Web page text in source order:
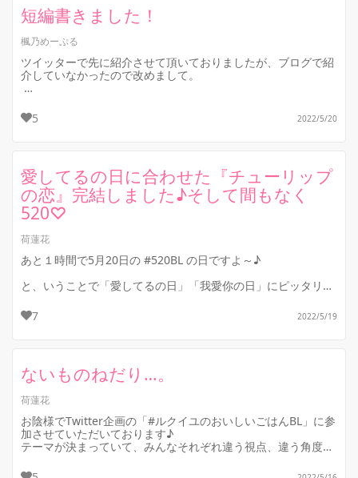
短編書きました！
楓乃めーぷる
ツイッターで先に紹介させて頂いておりましたが、ブログで紹
介していなかったので改めまして。
した！
「愛してるの日」「我...
5 2022/5/20
愛してるの日に合わせた『チューリップ
の恋』完結しました♪そして間もなく
520♡
荷蓮花
あと１時間で5月20日の #520BL の日ですよ～♪
と、いうことで「愛してるの日」「我愛你の日」にピッタリ
ひたすら文維先生と煜瑾王子が幸せなだけ...
7 2022/5/19
ないものねだり…。
荷蓮花
お陰様でTwitter企画の「#ルクイユのおいしいごはんBL」に参
加させていただいております♪
テーマが決まっていて、みんなそれぞれ違う視点、違う角度か